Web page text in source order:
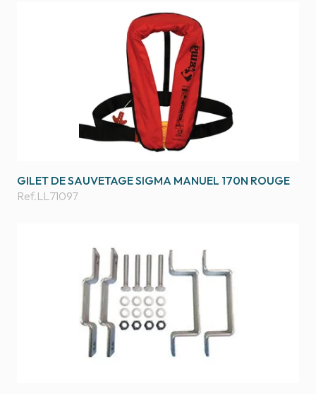
GILET DE SAUVETAGE SIGMA MANUEL 170N ROUGE
Ref.LL71097